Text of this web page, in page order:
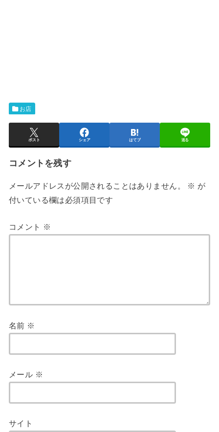
お店
ポスト シェア はてブ 送る
コメントを残す
メールアドレスが公開されることはありません。 ※ が
付いている欄は必須項目です
コメント ※
名前 ※
メール ※
サイト